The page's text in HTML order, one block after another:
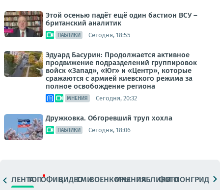
Этой осенью падёт ещё один бастион ВСУ –
британский аналитик
ПАБЛИКИ Сегодня, 18:55
Эдуард Басурин: Продолжается активное
продвижение подразделений группировок
войск «Запад», «Юг» и «Центр», которые
сражаются с армией киевского режима за
полное освобождение региона
МНЕНИЯ Сегодня, 20:32
Дружковка. Обгоревший труп хохла
ПАБЛИКИ Сегодня, 18:06
ЛЕНТАТОПОФИЦ.ВИДЕОСМИВОЕНКОРЫМНЕНИЯПАБЛИКИ
ФОТОЛОНГРИДЫ